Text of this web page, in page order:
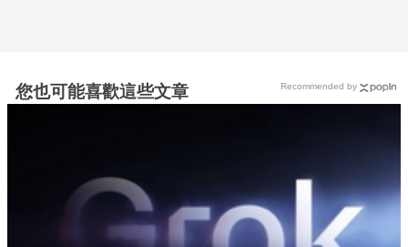
您也可能喜歡這些文章 Recommended by